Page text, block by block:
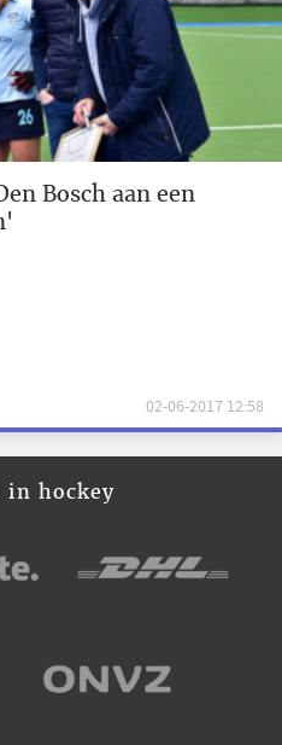
Bosch aan een
02-06-2017 12:58
in hockey